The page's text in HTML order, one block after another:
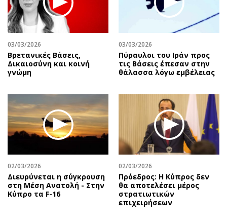
Περιβάλλον
Ελλάδα
Κόσμος
Παράξενα
Πολιτισμός
Σινεμά
Μουσική
Εικαστικά
Βιβλίο
Ταξίδια
Έξοδος
Media
Εκπομπές
Wine routes
Προσφορές
Προσωπικότητες στην ''Κ''
Επιστολές
03/03/2026
Βρετανικές Βάσεις,
Δικαιοσύνη και κοινή
γνώμη
03/03/2026
Πύραυλοι του Ιράν προς
τις Βάσεις έπεσαν στην
θάλασσα λόγω εμβέλειας
02/03/2026
Διευρύνεται η σύγκρουση
στη Μέση Ανατολή - Στην
Κύπρο τα F-16
02/03/2026
Πρόεδρος: Η Κύπρος δεν
θα αποτελέσει μέρος
στρατιωτικών
επιχειρήσεων